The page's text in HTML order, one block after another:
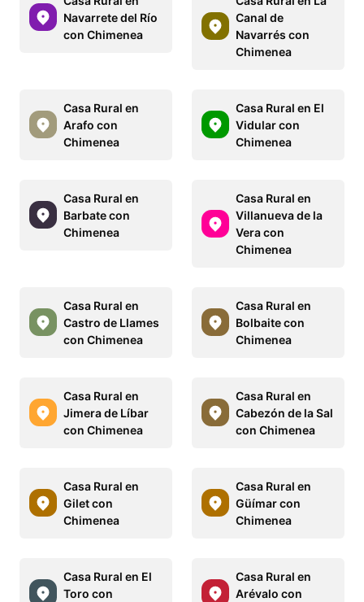
Navarrete del Río
con Chimenea
Canal de
Navarrés con
Chimenea
Casa Rural en
Arafo con
Chimenea
Casa Rural en El
Vidular con
Chimenea
Casa Rural en
Barbate con
Chimenea
Casa Rural en
Villanueva de la
Vera con
Chimenea
Casa Rural en
Castro de Llames
con Chimenea
Casa Rural en
Bolbaite con
Chimenea
Casa Rural en
Jimera de Líbar
con Chimenea
Casa Rural en
Cabezón de la Sal
con Chimenea
Casa Rural en
Gilet con
Chimenea
Casa Rural en
Güímar con
Chimenea
Casa Rural en El
Toro con
Casa Rural en
Arévalo con